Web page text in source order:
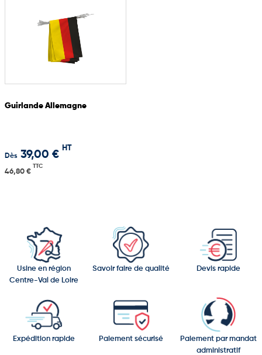
Guirlande Allemagne
Dès 39,00 €
HT
46,80 €
TTC
Usine en région
Centre-Val de Loire
Savoir faire de qualité Devis rapide
Expédition rapide Paiement sécurisé
Paiement par mandat
administratif